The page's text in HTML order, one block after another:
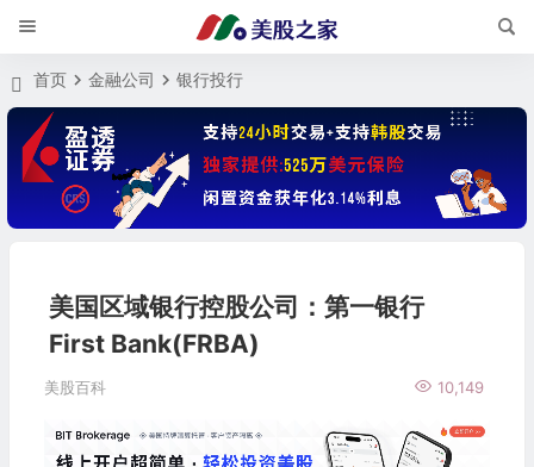
首页 金融公司 银行投行
美国区域银行控股公司：第一银行
First Bank(FRBA)
美股百科 10,149